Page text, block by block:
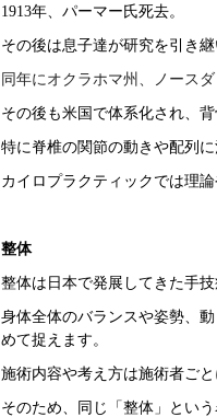
1913年、パーマー氏死去。
その後は息子達が研究を引き
同年にオクラホマ州、ノース
その後も米国で体系化され、
特に脊椎の関節の動きや配列
カイロプラクティックでは理
整体
整体は日本で発展してきた手
身体全体のバランスや姿勢、
めて捉えます。
施術内容や考え方は施術者ご
そのため、同じ「整体」とい